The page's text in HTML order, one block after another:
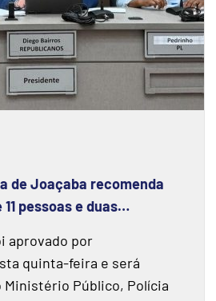
de Joaçaba recomenda
pessoas e duas
aprovado por
quinta-feira e será
Ministério Público, Polícia